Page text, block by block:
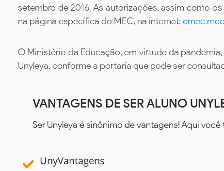
setembro de 2016. As autorizações, assim como
na página específica do MEC, na internet:
O Ministério da Educação, em virtude da
Unyleya, conforme a portaria que pode ser
VANTAGENS DE SER ALUNO
Ser Unyleya é sinônimo de vantagens! Aqui você
UnyVantagens